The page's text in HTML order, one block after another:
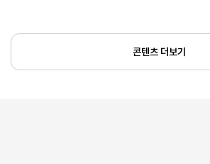
콘텐츠 더보기